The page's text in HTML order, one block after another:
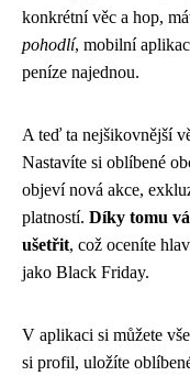
konkrétní věc a hop,
pohodlí, mobilní
peníze najednou.
A teď ta nejšikovnější
Nastavíte si oblíbené
objeví nová akce,
platností. Díky tomu
ušetřit, což oceníte
jako Black Friday.
V aplikaci si můžete
si profil, uložíte